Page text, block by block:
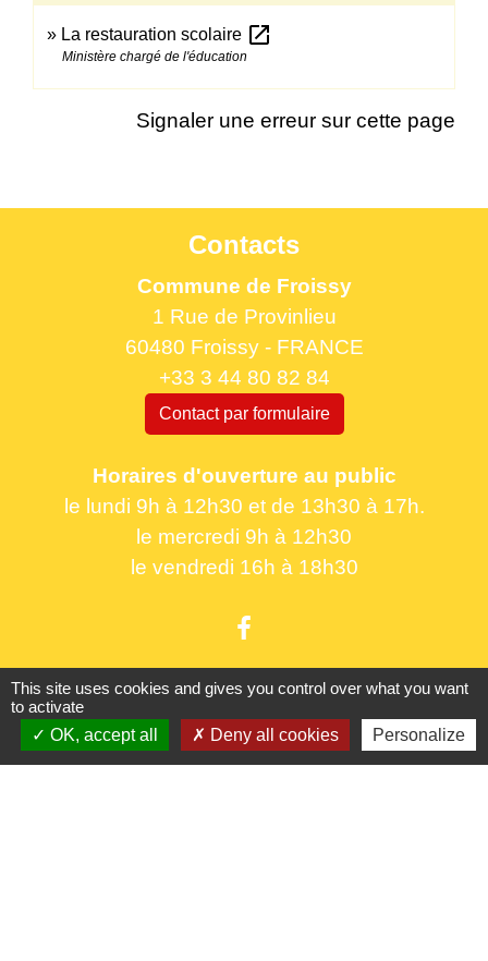
La restauration scolaire open_in_new
Ministère chargé de l'éducation
Signaler une erreur sur cette page
Contacts
Commune de Froissy
1 Rue de Provinlieu
60480 Froissy - FRANCE
+33 3 44 80 82 84
Contact par formulaire
Horaires d'ouverture au public
le lundi 9h à 12h30 et de 13h30 à 17h.
le mercredi 9h à 12h30
le vendredi 16h à 18h30
Liens utiles
France Titres - ANTS
This site uses cookies and gives you control over what you want
to activate
OK, accept all
Deny all cookies Personalize